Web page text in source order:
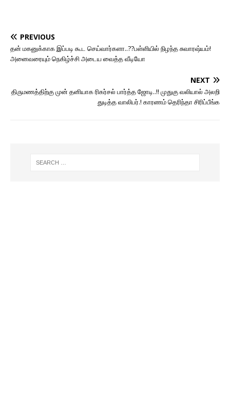
PREVIOUS
தன் மகனுக்காக இப்படி கூட செய்வார்களா..??பள்ளியில் நிழந்த சுவாரஷ்யம்!
அனைவரையும் நெகிழ்ச்சி அடைய வைத்த வீடியோ
NEXT
திருமணத்திற்கு முன் தனியாக ரிகர்சல் பார்த்த ஜோடி..!! முதுகு வலியால் அலறி
துடித்த வாலிபர்.! காரணம் தெரிந்தா சிரிப்பீங்க